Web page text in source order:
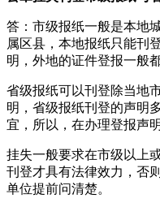
答：市级报纸一般是本地
属区县，本地报纸只能刊
明，外地的证件登报一般
省级报纸可以刊登除当地
明，省级报纸刊登的声明
宜，所以，在办理登报声
挂失一般要求在市级以上
刊登才具有法律效力，否
单位提前问清楚。